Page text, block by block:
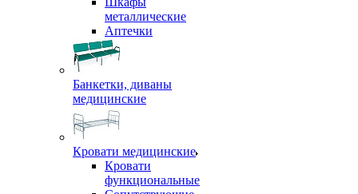
металлические
Аптечки
Банкетки, диваны
медицинские
Кровати медицинские
Кровати
функциональные